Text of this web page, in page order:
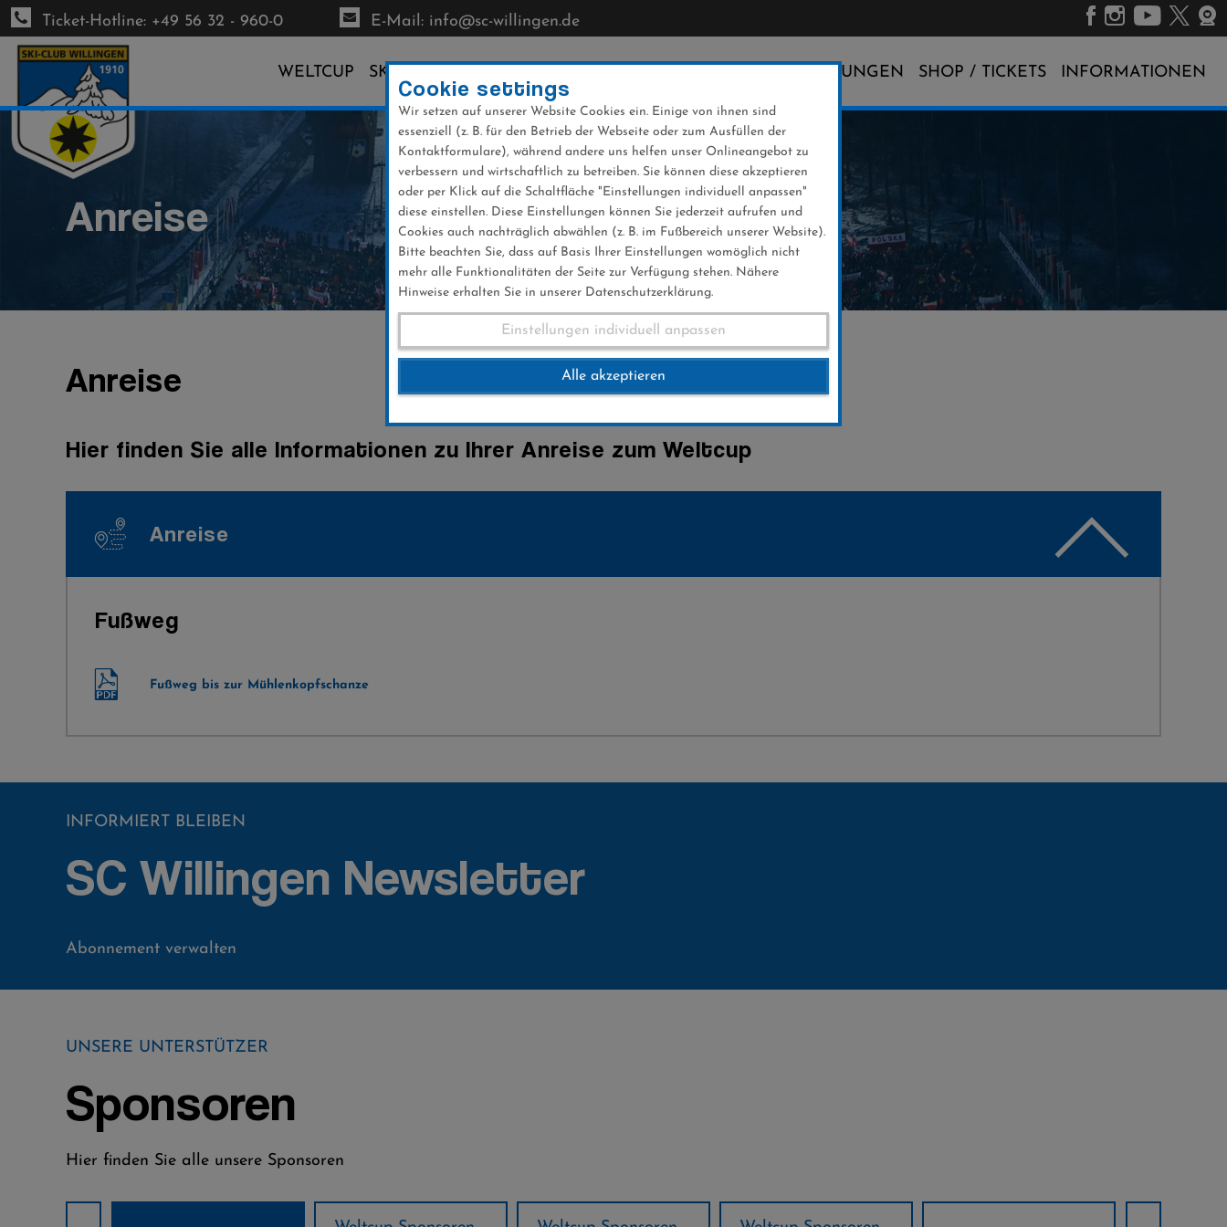
zum
Ticket-Hotline: +49 56 32 - 960-0 E-Mail: info@sc-willingen.de
WELTCUP SKI-CLUB VERANSTALTUNGEN SHOP / TICKETS INFORMATIONEN
Anreise
Anreise
Hier finden Sie alle Informationen zu Ihrer Anreise zum Weltcup
Anreise
Fußweg
Fußweg bis zur Mühlenkopfschanze
Cookie settings
Wir setzen auf unserer Website Cookies ein. Einige von ihnen sind
essenziell (z. B. für den Betrieb der Webseite oder zum Ausfüllen der
Kontaktformulare), während andere uns helfen unser Onlineangebot zu
verbessern und wirtschaftlich zu betreiben. Sie können diese akzeptieren
oder per Klick auf die Schaltfläche "Einstellungen individuell anpassen"
diese einstellen. Diese Einstellungen können Sie jederzeit aufrufen und
Cookies auch nachträglich abwählen (z. B. im Fußbereich unserer Website).
Bitte beachten Sie, dass auf Basis Ihrer Einstellungen womöglich nicht
mehr alle Funktionalitäten der Seite zur Verfügung stehen. Nähere
Hinweise erhalten Sie in unserer Datenschutzerklärung.
Einstellungen individuell anpassen
Alle akzeptieren
INFORMIERT BLEIBEN
SC Willingen Newsletter
Abonnement verwalten
UNSERE UNTERSTÜTZER
Sponsoren
Hier finden Sie alle unsere Sponsoren